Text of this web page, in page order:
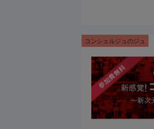
コンシェルジュのジュ